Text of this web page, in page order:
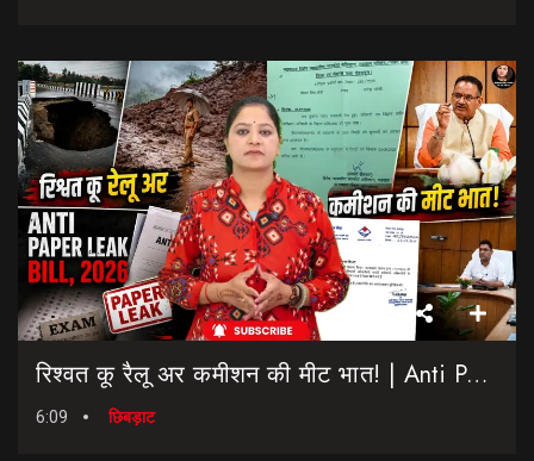
रिश्वत कू रैलू अर कमीशन की मीट भात! | Anti Paper Leak Bill 2026 | Saptahik Chhiprat
6:09 छिबड़ाट